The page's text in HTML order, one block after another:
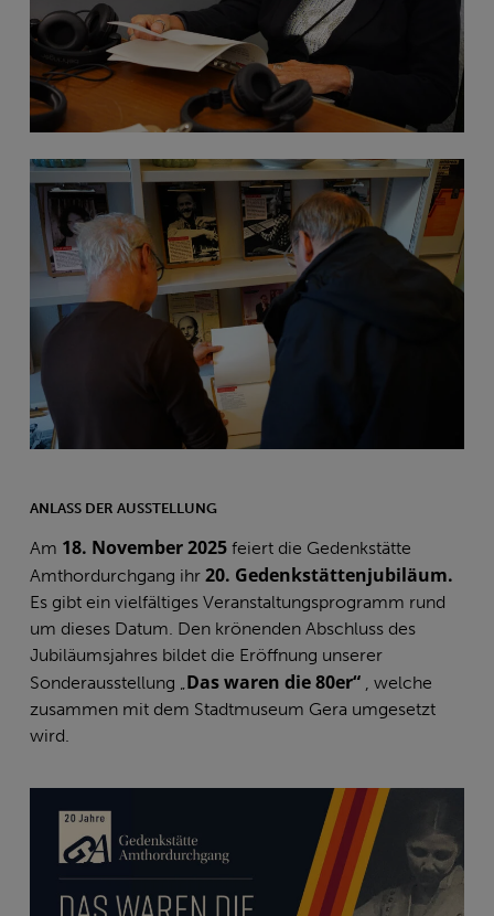
ANLASS DER AUSSTELLUNG
Am 18. November 2025feiert die Gedenkstätte
Amthordurchgang ihr 20. Gedenkstättenjubiläum.
Es gibt ein vielfältiges Veranstaltungsprogramm rund
um dieses Datum. Den krönenden Abschluss des
Jubiläumsjahres bildet die Eröffnung unserer
Sonderausstellung „Das waren die 80er“ , welche
zusammen mit dem Stadtmuseum Gera umgesetzt
wird.